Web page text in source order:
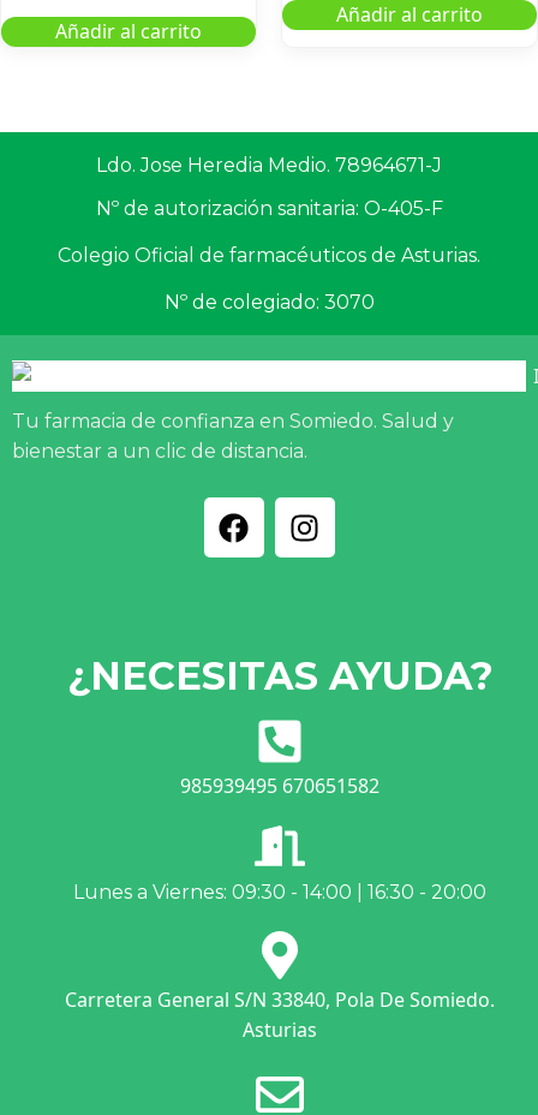
Añadir al carrito
Añadir al carrito
Ldo. Jose Heredia Medio. 78964671-J
Nº de autorización sanitaria: O-405-F
Colegio Oficial de farmacéuticos de Asturias.
Nº de colegiado: 3070
Tu farmacia de confianza en Somiedo. Salud y
bienestar a un clic de distancia.
¿NECESITAS AYUDA?
985939495 670651582
Lunes a Viernes: 09:30 - 14:00 | 16:30 - 20:00
Carretera General S/N 33840, Pola De Somiedo.
Asturias